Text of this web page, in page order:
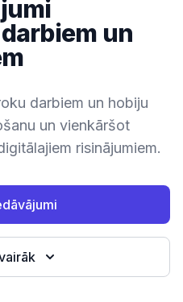
un
darbiem un hobiju
un vienkāršot
risinājumiem.